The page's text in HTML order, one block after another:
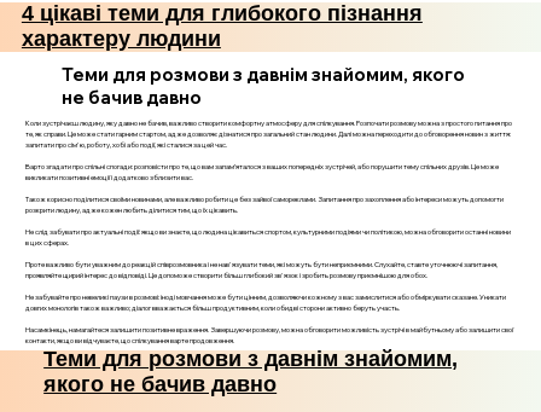
4 цікаві теми для глибокого пізнання
характеру людини
Теми для розмови з давнім знайомим, якого
не бачив давно
Коли зустрічаєш людину, яку давно не бачив, важливо створити комфортну атмосферу для спілкування. Розпочати розмову можна з простого питання про
те, як справи. Це може стати гарним стартом, адже дозволяє дізнатися про загальний стан людини. Далі можна переходити до обговорення новин з життя:
запитати про сім'ю, роботу, хобі або події, які сталися за цей час.
Варто згадати про спільні спогади: розповісти про те, що вам запам’яталося з ваших попередніх зустрічей, або порушити тему спільних друзів. Це може
викликати позитивні емоції і додатково зблизити вас.
Також корисно поділитися своїми новинами, але важливо робити це без зайвої самореклами. Запитання про захоплення або інтереси можуть допомогти
розкрити людину, адже кожен любить ділитися тим, що їх цікавить.
Не слід забувати про актуальні події: якщо ви знаєте, що людина цікавиться спортом, культурними подіями чи політикою, можна обговорити останні новини
в цих сферах.
Проте важливо бути уважним до реакцій співрозмовника і не нав'язувати теми, які можуть бути неприємними. Слухайте, ставте уточнюючі запитання,
проявляйте щирий інтерес до відповіді. Це допоможе створити більш глибокий зв'язок і зробить розмову приємнішою для обох.
Не забувайте про невеликі паузи в розмові: іноді мовчання може бути цінним, дозволяючи кожному з вас замислитися або обміркувати сказане. Уникати
довгих монологів також важливо; діалог вважається більш продуктивним, коли обидві сторони активно беруть участь.
Насамкінець, намагайтеся залишити позитивне враження. Завершуючи розмову, можна обговорити можливість зустрічі в майбутньому або залишити свої
контакти, якщо ви відчуваєте, що спілкування варте продовження.
Теми для розмови з давнім знайомим,
якого не бачив давно